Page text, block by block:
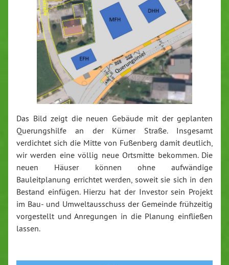
Das Bild zeigt die neuen Gebäude mit der geplanten
Querungshilfe an der Kürner Straße. Insgesamt
verdichtet sich die Mitte von Fußenberg damit deutlich,
wir werden eine völlig neue Ortsmitte bekommen. Die
neuen Häuser können ohne aufwändige
Bauleitplanung errichtet werden, soweit sie sich in den
Bestand einfügen. Hierzu hat der Investor sein Projekt
im Bau- und Umweltausschuss der Gemeinde frühzeitig
vorgestellt und Anregungen in die Planung einfließen
lassen.